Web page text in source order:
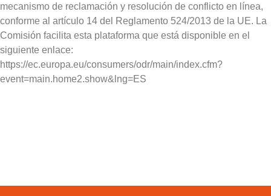
mecanismo de reclamación y resolución de conflicto en línea,
conforme al artículo 14 del Reglamento 524/2013 de la UE. La
Comisión facilita esta plataforma que está disponible en el
siguiente enlace:
https://ec.europa.eu/consumers/odr/main/index.cfm?
event=main.home2.show&lng=ES